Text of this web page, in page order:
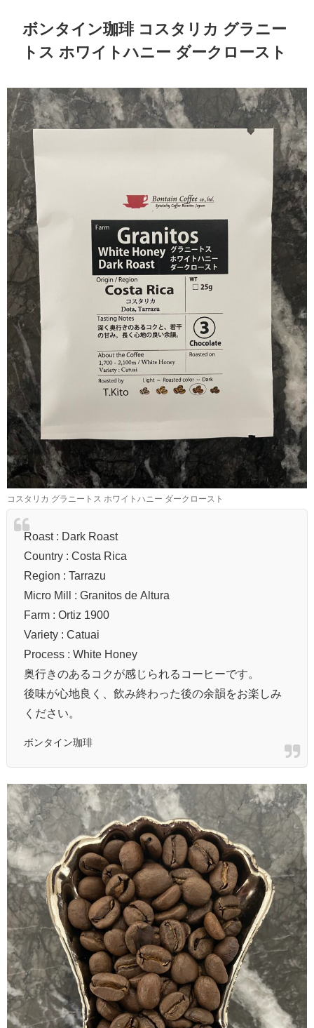
ボンタイン珈琲 コスタリカ グラニー
トス ホワイトハニー ダークロースト
コスタリカ グラニートス ホワイトハニー ダークロースト
Roast : Dark Roast
Country : Costa Rica
Region : Tarrazu
Micro Mill : Granitos de Altura
Farm : Ortiz 1900
Variety : Catuai
Process : White Honey
奥行きのあるコクが感じられるコーヒーです。
後味が心地良く、飲み終わった後の余韻をお楽しみ
ください。
ボンタイン珈琲